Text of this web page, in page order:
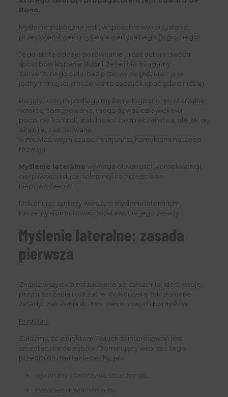
Bono.
Myślenie poboczne jest , w sposobie wykorzystania,
przeciwieństwem myślenia wertykalnego (logicznego).
Jego istotę oddaje porównanie przez autora dwóch
sposobów kopania studni. Jeżeli nie osiągamy
zamierzonego celu, bez przerwy pogłębiając ją w
jednym miejscu, może warto zacząć kopać gdzie indziej.
Reguły, którym podlega myślenie logiczne, powtarzalne
wzorce postępowania, mogą dawać człowiekowi
poczucie kontroli, stabilności i bezpieczeństwa, ale jak się
okazuje, zastosowane
w niewłaściwym czasie i miejscu są hamulcami naszego
rozwoju.
Myślenie lateralne wymaga otwartości, konsekwencji,
cierpliwości i dużej tolerancji na przejściowe
niepowodzenia.
Dokonując syntezy wiedzy o myśleniu lateralnym,
możemy sformułować podstawowe jego zasady:
Myślenie lateralne: zasada
pierwsza
Znajdź wszystkie narzucające się założenia, idee, swoje
przypuszczenia i odrzuć je. Wykorzystaj tak złamane
zasady i założenia do tworzenia nowych pomysłów.
Przykład
Załóżmy, że obiektem Twoich zainteresowań jest
szczoteczka do zębów. Dominujący wzorzec tego
przedmiotu ma takie cechy, jak: